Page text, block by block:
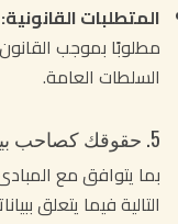
المتطلبات القانونية:
مطلوبًا بموجب
السلطات العامة.
5. حقوقك كصاحب بيانات
بما يتوافق مع
التالية فيما يتعلق